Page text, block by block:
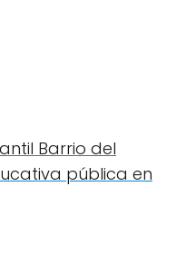
Barrio del
pública en